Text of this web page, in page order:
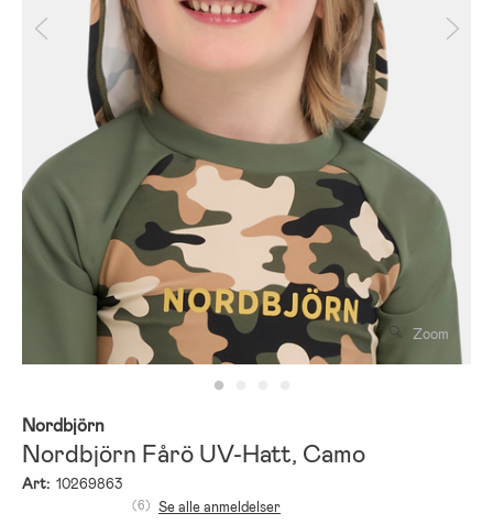
Zoom
Nordbjörn
Nordbjörn Fårö UV-Hatt, Camo
Art: 10269863
(6) Se alle anmeldelser